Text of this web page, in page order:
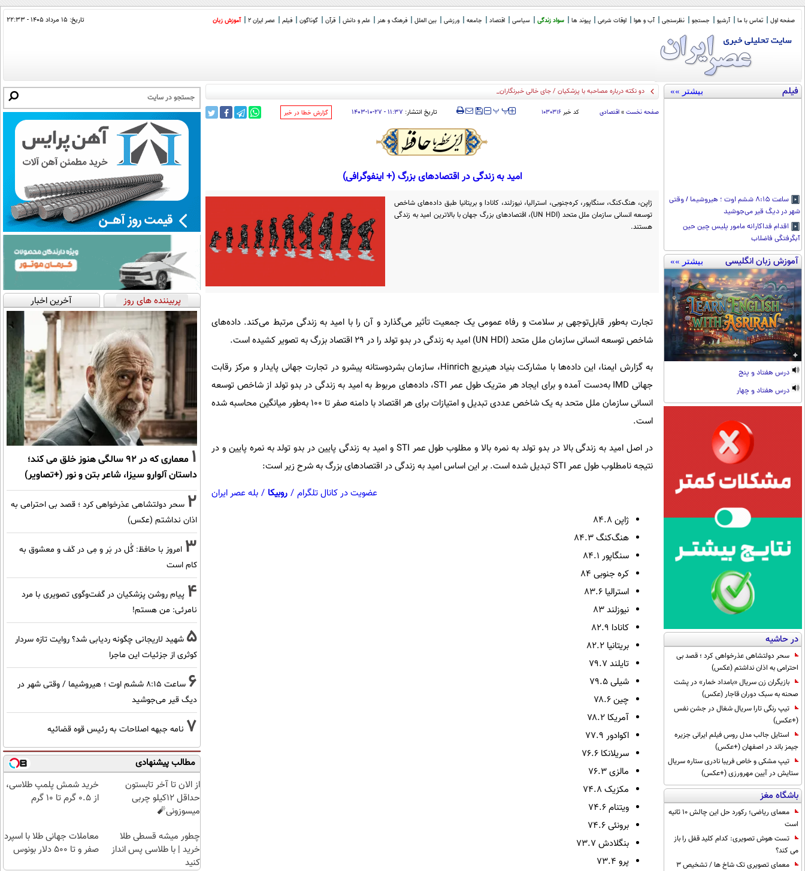
صفحه اول تماس با ما آرشیو جستجو نظرسنجی آب و هوا اوقات شرعی پیوند ها سواد زندگی سیاسی اقتصاد جامعه ورزشی بین الملل فرهنگ و هنر علم و دانش قرآن گوناگون فیلم عصر ایران 2 آموزش زبان تاریخ: ۱۵ مرداد ۱۴۰۵ - ۲۲:۳۳
فیلم بیشتر »»
ساعت ۸:۱۵ ششم اوت ؛ هیروشیما / وقتی
شهر در دیگ قیر می‌جوشید
اقدام فداکارانه مامور پلیس چین حین
آبگرفتگی فاضلاب
آموزش زبان انگلیسی بیشتر »»
درس هفتاد و پنج
درس هفتاد و چهار
در حاشیه
سحر دولتشاهی عذرخواهی کرد ؛ قصد بی
احترامی به اذان نداشتم (عکس)
بازیگران زن سریال «بامداد خمار» در پشت
صحنه به سبک دوران قاجار (عکس)
تیپ رنگی تارا سریال شغال در جشن نفس
(+عکس)
استایل جالب مدل روس فیلم ایرانی جزیره
جیمز باند در اصفهان (+عکس)
تیپ مشکی و خاص فریبا نادری ستاره سریال
ستایش در آیین مهرورزی (+عکس)
باشگاه مغز
معمای ریاضی؛ رکورد حل این چالش 10 ثانیه
است
تست هوش تصویری: کدام کلید قفل را باز
می کند؟
معمای تصویری تک شاخ ها / تشخیص 3
دو نکته درباره مصاحبه با پزشکیان / جای خالی خبرنگاران مستقل
صفحه نخست » اقتصادی کد خبر ۱۰۳۰۳۱۶ ‍‍‍ پ پ تاریخ انتشار: ۱۱:۳۷ - ۲۷-۱۰-۱۴۰۳ ‌گزارش خطا در خبر
امید به زندگی در اقتصادهای بزرگ (+ اینفوگرافی)
ژاپن، هنگ‌کنگ، سنگاپور، کره‌جنوبی، استرالیا، نیوزلند، کانادا و بریتانیا طبق داده‌های شاخص
توسعه انسانی سازمان ملل متحد (UN HDI)، اقتصادهای بزرگ جهان با بالاترین امید به زندگی
هستند.
تجارت به‌طور قابل‌توجهی بر سلامت و رفاه عمومی یک جمعیت تأثیر می‌گذارد و آن را با امید به زندگی مرتبط می‌کند. داده‌های
شاخص توسعه انسانی سازمان ملل متحد (UN HDI) امید به زندگی در بدو تولد را در ۲۹ اقتصاد بزرگ به تصویر کشیده است.
به گزارش ایمنا، این داده‌ها با مشارکت بنیاد هینریچ Hinrich، سازمان بشردوستانه پیشرو در تجارت جهانی پایدار و مرکز رقابت
جهانی IMD به‌دست آمده و برای ایجاد هر متریک طول عمر STI، داده‌های مربوط به امید به زندگی در بدو تولد از شاخص توسعه
انسانی سازمان ملل متحد به یک شاخص عددی تبدیل و امتیازات برای هر اقتصاد با دامنه صفر تا ۱۰۰ به‌طور میانگین محاسبه شده
است.
در اصل امید به زندگی بالا در بدو تولد به نمره بالا و مطلوب طول عمر STI و امید به زندگی پایین در بدو تولد به نمره پایین و در
نتیجه نامطلوب طول عمر STI تبدیل شده است. بر این اساس امید به زندگی در اقتصادهای بزرگ به شرح زیر است:
عضویت در کانال تلگرام / روبیکا / بله عصر ایران
ژاپن ۸۴.۸
هنگ‌کنگ ۸۴.۳
سنگاپور ۸۴.۱
کره جنوبی ۸۴
استرالیا ۸۳.۶
نیوزلند ۸۳
کانادا ۸۲.۹
بریتانیا ۸۲.۲
تایلند ۷۹.۷
شیلی ۷۹.۵
چین ۷۸.۶
آمریکا ۷۸.۲
اکوادور ۷۷.۹
سریلانکا ۷۶.۶
مالزی ۷۶.۳
مکزیک ۷۴.۸
ویتنام ۷۴.۶
برونئی ۷۴.۶
بنگلادش ۷۳.۷
پرو ۷۳.۴
پربیننده های روز آخرین اخبار
1
معماری که در 92 سالگی هنوز خلق می کند؛
داستان آلوارو سیزا، شاعر بتن و نور (+تصاویر)
2 سحر دولتشاهی عذرخواهی کرد ؛ قصد بی احترامی به
اذان نداشتم (عکس)
3 امروز با حافظ: گُل در بَر و مِی در کَف و معشوق به
کام است
4 پیام روشن پزشکیان در گفت‌و‌گوی تصویری با مرد
نامرئی: من هستم!
5 شهید لاریجانی چگونه ردیابی شد؟ روایت تازه سردار
کوثری از جزئیات این ماجرا
6
ساعت ۸:۱۵ ششم اوت ؛ هیروشیما / وقتی شهر در
دیگ قیر می‌جوشید
7 نامه جبهه اصلاحات به رئیس قوه قضائیه
مطالب پیشنهادی
از الان تا آخر تابستون
حداقل 12کیلو چربی
میسوزونی🧨
خرید شمش پلمپ طلاسی،
از ۰.۵ گرم تا ۱۰ گرم
چطور میشه قسطی طلا
خرید | با طلاسی پس انداز
کنید
معاملات جهانی طلا با اسپرد
صفر و تا ۵۰۰ دلار بونوس